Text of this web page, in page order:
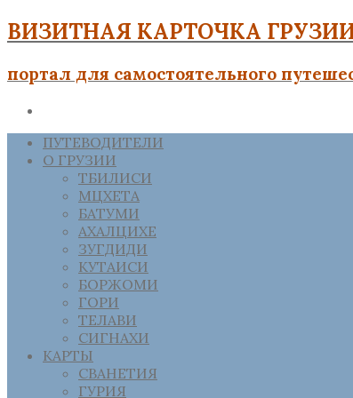
ВИЗИТНАЯ КАРТОЧКА
портал для самостоятельного
ПУТЕВОДИТЕЛИ
О ГРУЗИИ
ТБИЛИСИ
МЦХЕТА
БАТУМИ
АХАЛЦИХЕ
ЗУГДИДИ
КУТАИСИ
БОРЖОМИ
ГОРИ
ТЕЛАВИ
СИГНАХИ
КАРТЫ
СВАНЕТИЯ
ГУРИЯ